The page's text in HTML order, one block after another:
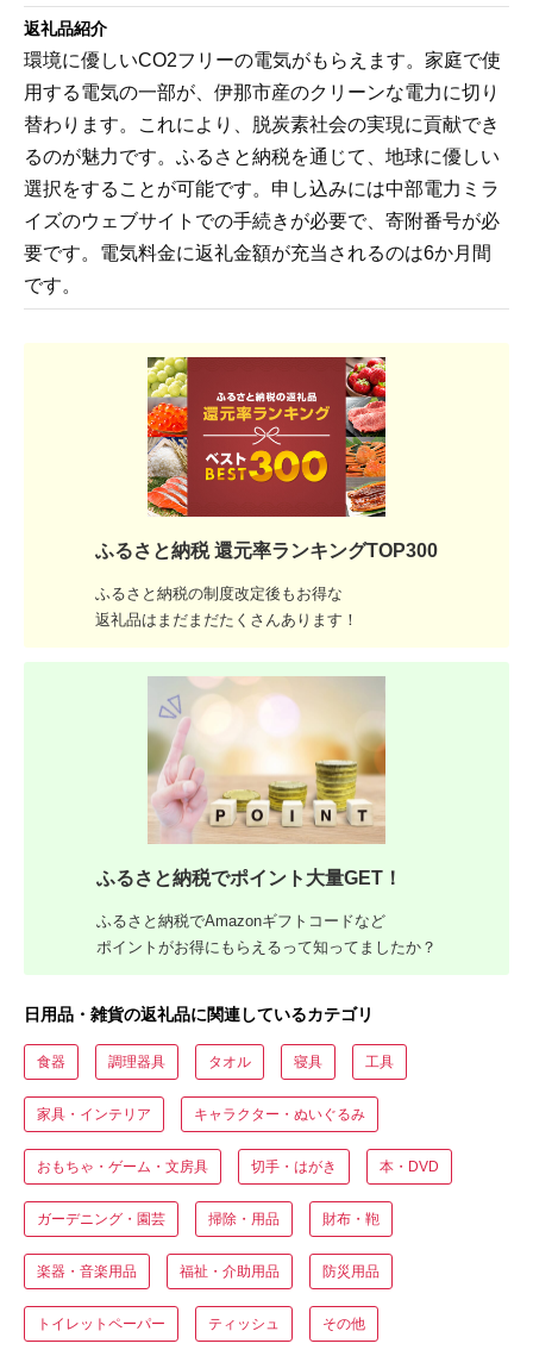
返礼品紹介
環境に優しいCO2フリーの電気がもらえます。家庭で使
用する電気の一部が、伊那市産のクリーンな電力に切り
替わります。これにより、脱炭素社会の実現に貢献でき
るのが魅力です。ふるさと納税を通じて、地球に優しい
選択をすることが可能です。申し込みには中部電力ミラ
イズのウェブサイトでの手続きが必要で、寄附番号が必
要です。電気料金に返礼金額が充当されるのは6か月間
です。
ふるさと納税 還元率ランキングTOP300
ふるさと納税の制度改定後もお得な
返礼品はまだまだたくさんあります！
ふるさと納税でポイント大量GET！
ふるさと納税でAmazonギフトコードなど
ポイントがお得にもらえるって知ってましたか？
日用品・雑貨の返礼品に関連しているカテゴリ
食器 調理器具 タオル 寝具 工具
家具・インテリア キャラクター・ぬいぐるみ
おもちゃ・ゲーム・文房具 切手・はがき 本・DVD
ガーデニング・園芸 掃除・用品 財布・鞄
楽器・音楽用品 福祉・介助用品 防災用品
トイレットペーパー ティッシュ その他